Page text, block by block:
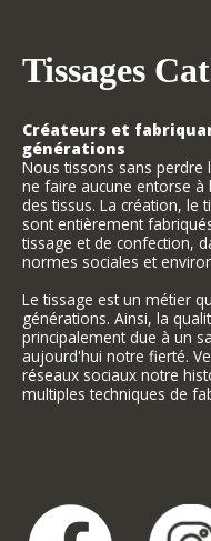
Tissages
Créateurs et
générations
Nous tissons sans
ne faire aucune entorse à
des tissus. La création, le
sont entièrement
tissage et de confection,
normes sociales et
Le tissage est un métier
générations. Ainsi, la
principalement due à un
aujourd'hui notre fierté.
réseaux sociaux notre
multiples techniques de